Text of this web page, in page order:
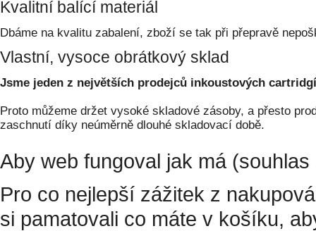
Kvalitní balící materiál
Dbáme na kvalitu zabalení, zboží se tak při přepravě
Vlastní, vysoce obrátkový sklad
Jsme jeden z největších prodejců inkoustových
Proto můžeme držet vysoké skladové zásoby, a přesto
zaschnutí díky neúměrně dlouhé skladovací době.
Aby web fungoval jak má
Pro co nejlepší zážitek z
si pamatovali co máte v košíku,